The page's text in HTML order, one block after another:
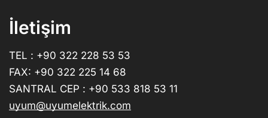
İletişim
TEL : +90 322 228 53 53
FAX: +90 322 225 14 68
SANTRAL CEP : +90 533 818 53 11
uyum@uyumelektrik.com